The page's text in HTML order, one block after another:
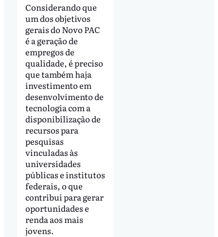
Considerando que
um dos objetivos
gerais do Novo PAC
é a geração de
empregos de
qualidade, é preciso
que também haja
investimento em
desenvolvimento de
tecnologia com a
disponibilização de
recursos para
pesquisas
vinculadas às
universidades
públicas e institutos
federais, o que
contribui para gerar
oportunidades e
renda aos mais
jovens.